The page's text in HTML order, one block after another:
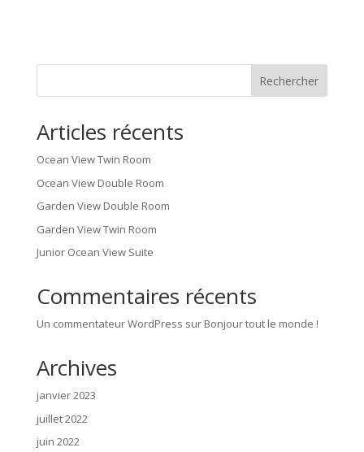
Rechercher
Articles récents
Ocean View Twin Room
Ocean View Double Room
Garden View Double Room
Garden View Twin Room
Junior Ocean View Suite
Commentaires récents
Un commentateur WordPress sur Bonjour tout le monde !
Archives
janvier 2023
juillet 2022
juin 2022